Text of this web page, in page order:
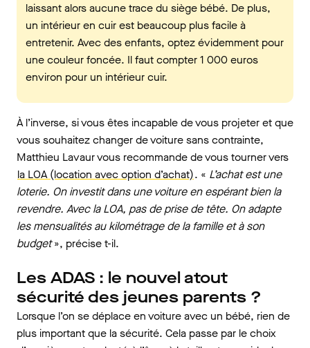
laissant alors aucune trace du siège bébé. De plus,
un intérieur en cuir est beaucoup plus facile à
entretenir. Avec des enfants, optez évidemment pour
une couleur foncée. Il faut compter 1 000 euros
environ pour un intérieur cuir.
À l’inverse, si vous êtes incapable de vous projeter et que
vous souhaitez changer de voiture sans contrainte,
Matthieu Lavaur vous recommande de vous tourner vers
la LOA (location avec option d’achat). « L’achat est une
loterie. On investit dans une voiture en espérant bien la
revendre. Avec la LOA, pas de prise de tête. On adapte
les mensualités au kilométrage de la famille et à son
budget», précise t-il.
Les ADAS : le nouvel atout
sécurité des jeunes parents ?
Lorsque l’on se déplace en voiture avec un bébé, rien de
plus important que la sécurité. Cela passe par le choix